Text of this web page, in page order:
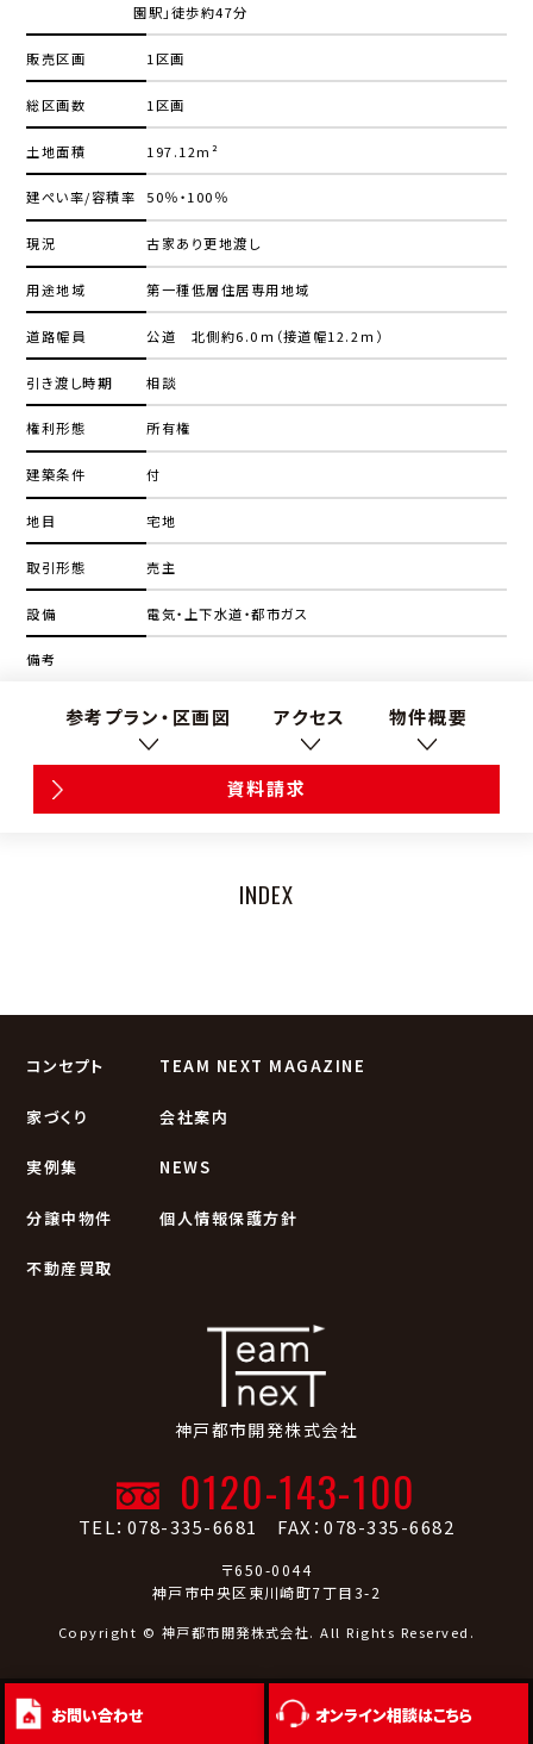
園駅」徒歩約47分
販売区画 1区画
総区画数 1区画
土地面積 197.12m²
建ぺい率/容積率 50％・100％
現況 古家あり更地渡し
用途地域 第一種低層住居専用地域
道路幅員 公道 北側約6.0ｍ（接道幅12.2ｍ）
引き渡し時期 相談
権利形態 所有権
建築条件 付
地目 宅地
取引形態 売主
設備 電気・上下水道・都市ガス
備考
参考プラン・区画図 アクセス 物件概要
資料請求
INDEX
コンセプト
家づくり
実例集
分譲中物件
不動産買取
TEAM NEXT MAGAZINE
会社案内
NEWS
個人情報保護方針
神戸都市開発株式会社
0120-143-100
TEL：078-335-6681 FAX：078-335-6682
〒650-0044
神戸市中央区東川崎町7丁目3-2
Copyright © 神戸都市開発株式会社. All Rights Reserved.
お問い合わせ オンライン相談はこちら